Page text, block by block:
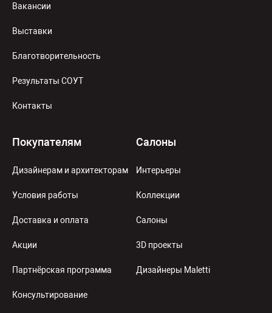
Вакансии
Выставки
Благотворительность
Результаты СОУТ
Контакты
Покупателям
Дизайнерам и архитекторам
Условия работы
Доставка и оплата
Акции
Партнёрская программа
Консультирование
Салоны
Интерьеры
Коллекции
Салоны
3D проекты
Дизайнеры Maletti